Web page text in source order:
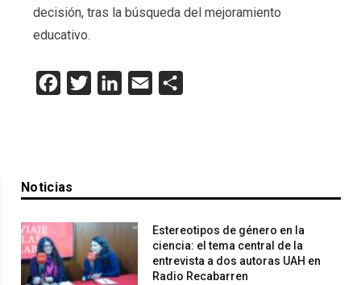
decisión, tras la búsqueda del mejoramiento
educativo.
Facebook
Twitter LinkedInEmail
Noticias
Estereotipos de género en la
ciencia: el tema central de la
entrevista a dos autoras UAH en
Radio Recabarren